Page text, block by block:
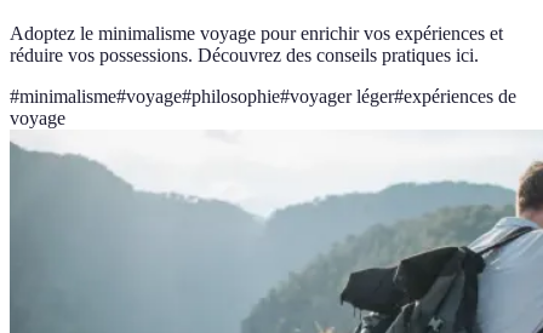
Adoptez le minimalisme voyage pour enrichir vos expériences et
réduire vos possessions. Découvrez des conseils pratiques ici.
#minimalisme#voyage#philosophie#voyager léger#expériences de
voyage